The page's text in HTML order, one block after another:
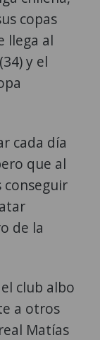
copas
llega al
y el
cada día
que al
de la
club albo
a otros
Matías